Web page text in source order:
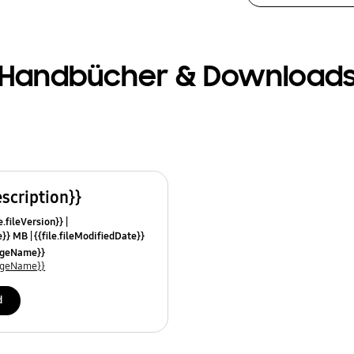
&
MB {{file.fileModifiedDate}}